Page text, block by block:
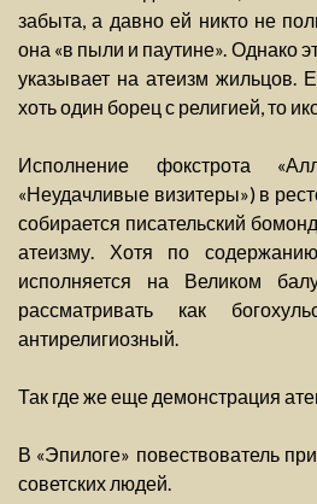
забыта, а давно ей никто не
она «в пыли и паутине». Однако
указывает на атеизм жильцов.
хоть один борец с религией, то
Исполнение фокстрота
«Неудачливые визитеры») в
собирается писательский
атеизму. Хотя по
исполняется на Великом
рассматривать как
антирелигиозный.
Так где же еще демонстрация
В «Эпилоге» повествователь
советских людей.